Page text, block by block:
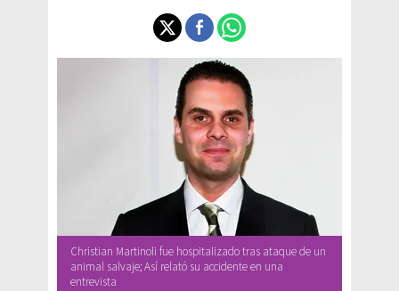
Christian Martinoli fue hospitalizado tras ataque de un
animal salvaje; Así relató su accidente en una
entrevista